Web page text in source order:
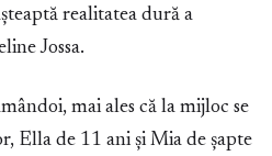
realitatea dură a
Jossa.
mai ales că la mijloc se
Ella de 11 ani și Mia de șapte